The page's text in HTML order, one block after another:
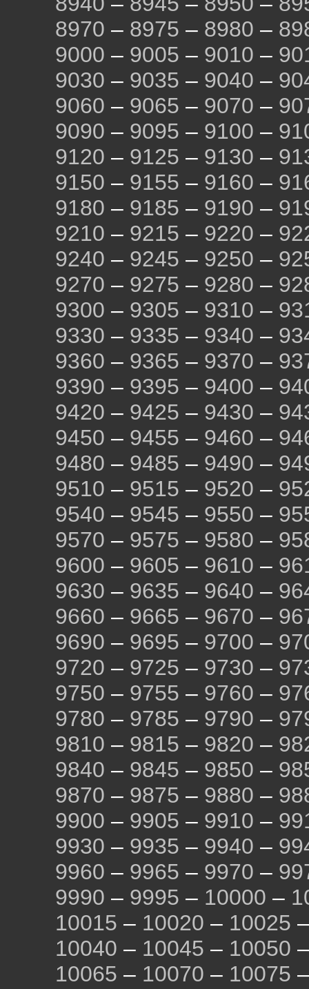
8970 – 8975 – 8980 –
9000 – 9005 – 9010 –
9030 – 9035 – 9040 –
9060 – 9065 – 9070 –
9090 – 9095 – 9100 –
9120 – 9125 – 9130 –
9150 – 9155 – 9160 –
9180 – 9185 – 9190 –
9210 – 9215 – 9220 –
9240 – 9245 – 9250 –
9270 – 9275 – 9280 –
9300 – 9305 – 9310 –
9330 – 9335 – 9340 –
9360 – 9365 – 9370 –
9390 – 9395 – 9400 –
9420 – 9425 – 9430 –
9450 – 9455 – 9460 –
9480 – 9485 – 9490 –
9510 – 9515 – 9520 –
9540 – 9545 – 9550 –
9570 – 9575 – 9580 –
9600 – 9605 – 9610 –
9630 – 9635 – 9640 –
9660 – 9665 – 9670 –
9690 – 9695 – 9700 –
9720 – 9725 – 9730 –
9750 – 9755 – 9760 –
9780 – 9785 – 9790 –
9810 – 9815 – 9820 –
9840 – 9845 – 9850 –
9870 – 9875 – 9880 –
9900 – 9905 – 9910 –
9930 – 9935 – 9940 –
9960 – 9965 – 9970 –
9990 – 9995 – 10000 –
10015 – 10020 – 10025
10040 – 10045 – 10050
10065 – 10070 – 10075